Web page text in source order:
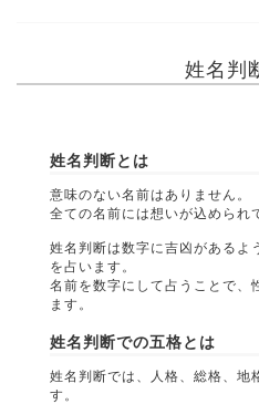
姓名判
姓名判断とは
意味のない名前はありません。
全ての名前には想いが込められ
姓名判断は数字に吉凶があるよ
を占います。
名前を数字にして占うことで、
ます。
姓名判断での五格とは
姓名判断では、人格、総格、地
す。